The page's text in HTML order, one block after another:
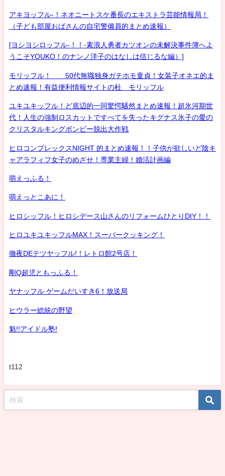
アキヨッフル-！ネオニートスケ番長のエキストラ芸能情報局！
（子ども部屋おばさんの自宅警備員的まとめ速報）
[ヨシヨシロッフル-！！-素浪人勇者カツオンの未解決事件簿へよ
うこそYOUKO！のナンノ洋子のはなしは信じるな編）]
モリッフル！ 50代無職独身ガチホモ童貞！女装子オネエ的ま
とめ速報！有益便利情報サイトの杜 モリッフル
ユキユキッフル！ど底辺的一同驚愕騒然まとめ速報！超氷河期世
代！人生の強制ロスカットですべてを失ったキグナス氷子の愛の
クリスタルキングボンビー脱出大作戦
ヒロコンプレックスNIGHT 的まとめ速報！！子供が欲しいど陰キ
ャアラフィフ女子のめざせ！専業主婦！婚活計画編
萌えっふる！
萌えっとこあに！
ヒロシッフル！ヒロシデース山さんのリフォームひとりDIY！！
ヒロユキユキッフルMAX！スーパークッキング！
徹夜DEテツヤッフル!！レトロ館2号店！
剛Q超児ともっふる！
ヤナッフル ゲームだいすき6！放送局
ヒウラー総統の野望
魁!!アイドル塾!
t112